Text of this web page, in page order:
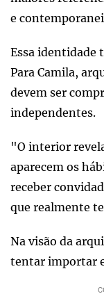
e
Essa identidade
Para Camila,
devem ser
independentes.
"O interior
aparecem os
receber
que realmente
Na visão da
tentar importar